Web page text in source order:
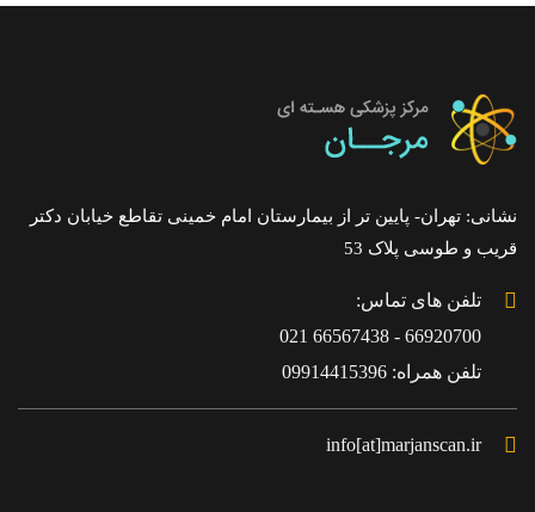
نشانی: تهران- پایین تر از بیمارستان امام خمینی تقاطع خیابان دکتر
قریب و طوسی پلاک 53
تلفن های تماس:
66920700 - 66567438 021
تلفن همراه: 09914415396
info[at]marjanscan.ir